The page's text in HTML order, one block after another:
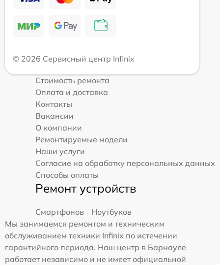
© 2026 Сервисный центр Infinix
Стоимость ремонта
Оплата и доставка
Контакты
Вакансии
О компании
Ремонтируемые модели
Наши услуги
Согласие на обработку персональных данных
Способы оплаты
Ремонт устройств
Смартфонов
Ноутбуков
Мы занимаемся ремонтом и техническим
обслуживанием техники Infinix по истечении
гарантийного периода. Наш центр в Барнауле
работает независимо и не имеет официальной